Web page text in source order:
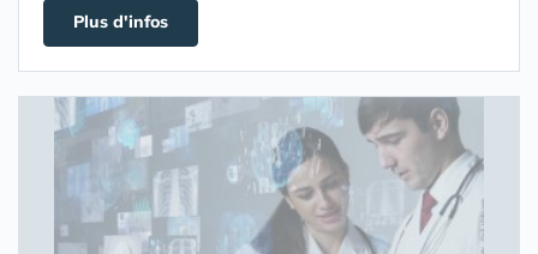
Plus d'infos